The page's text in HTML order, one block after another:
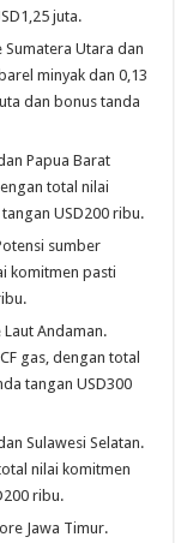
juta.
Utara dan
minyak dan 0,13
dan bonus tanda
Papua Barat
total nilai
USD200 ribu.
sumber
komitmen pasti
Andaman.
gas, dengan total
tangan USD300
Sulawesi Selatan.
nilai komitmen
ribu.
Jawa Timur.